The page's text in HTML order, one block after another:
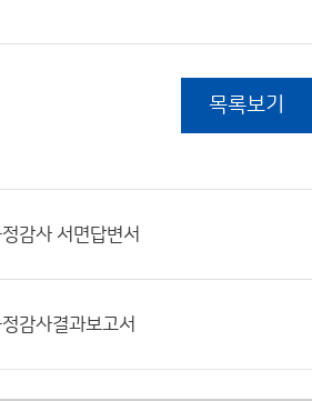
목록보기
감사 서면답변서
감사결과보고서